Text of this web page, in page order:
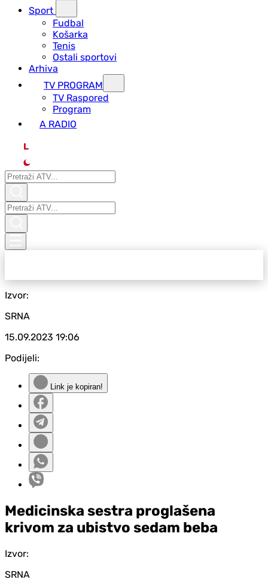
Sport
Fudbal
Košarka
Tenis
Ostali sportovi
Arhiva
TV PROGRAM
ТV Raspored
Program
A RADIO
L
Izvor:
SRNA
15.09.2023 19:06
Podijeli:
Link je kopiran!
Medicinska sestra proglašena
krivom za ubistvo sedam beba
Izvor:
SRNA